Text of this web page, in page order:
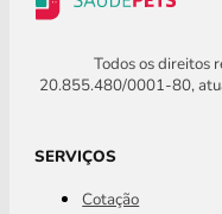
Todos os direitos
20.855.480/0001-80,
SERVIÇOS
Cotação